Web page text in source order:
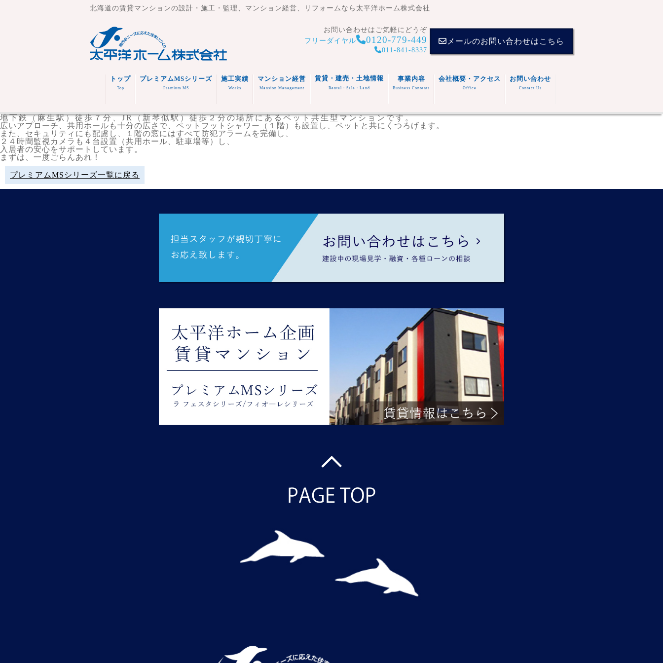
北海道の賃貸マンションの設計・施工・監理、マンション経営、リフォームなら太平洋ホーム株式会社
お問い合わせはご気軽にどうぞ
フリーダイヤル
0120-779-449
011-841-8337
メールのお問い合わせはこちら
トップ
Top
プレミアムMSシリーズ
Premium MS
施工実績
Works
宅
マンシ
ョン
(木造・
RC造)
注文住
宅
建売住
福祉施
リフォ
マンション経営
Mansion Management
賃貸・建売・土地情報
Rental・Sale・Land
事業内容
Business Contents
事業内容
スタッフ
会社概要・アクセス
Office
お問い合わせ
Contact Us
地下鉄（麻生駅）徒歩７分、JR（新琴似駅）徒歩２分の場所にあるペット共生型マンションです。
広いアプローチ、共用ホールも十分の広さで、ペットフットシャワー（１階）も設置し、ペットと共にくつろげます。
また、セキュリティにも配慮し、１階の窓にはすべて防犯アラームを完備し、
２４時間監視カメラも４台設置（共用ホール、駐車場等）し、
入居者の安心をサポートしています。
まずは、一度ごらんあれ！
プレミアムMSシリーズ一覧に戻る